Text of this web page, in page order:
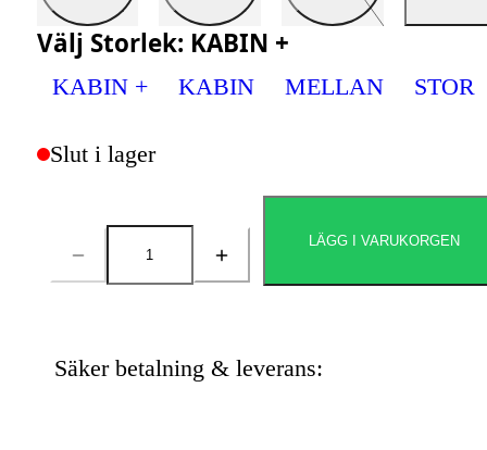
Välj Storlek: KABIN +
KABIN + KABIN MELLAN STOR
Slut i lager
Antal
LÄGG I VARUKORGEN
Säker betalning & leverans: